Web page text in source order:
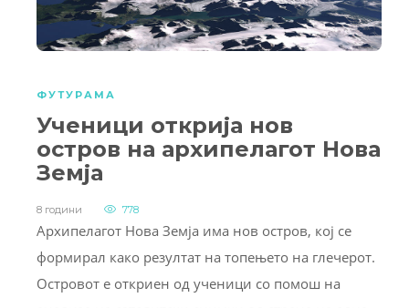
ФУТУРАМА
Ученици открија нов
остров на архипелагот Нова
Земја
8 години 778
Архипелагот Нова Земја има нов остров, кој се
формирал како резултат на топењето на глечерот.
Островот е откриен од ученици со помош на